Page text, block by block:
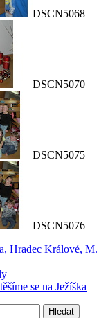
DSCN5068
DSCN5070
DSCN5075
DSCN5076
Hradec Králové,
se na Ježíška
Hledat